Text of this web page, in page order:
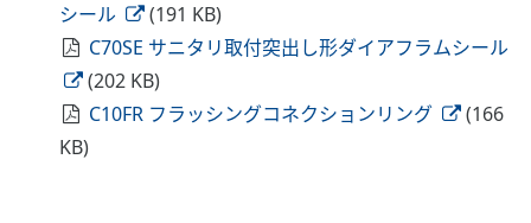
シール
(191 KB)
C70SE サニタリ取付突出し形ダイアフラムシール
(202 KB)
C10FR フラッシングコネクションリング
(166
KB)